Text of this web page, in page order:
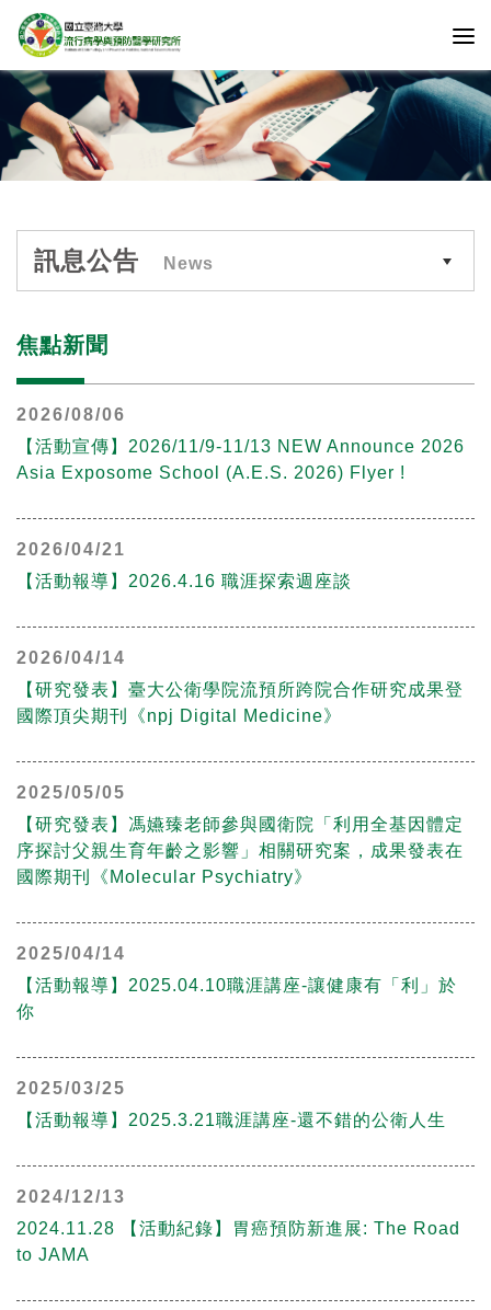
訊息公告 News
焦點新聞
2026/08/06
【活動宣傳】2026/11/9-11/13 NEW Announce 2026
Asia Exposome School (A.E.S. 2026) Flyer !
2026/04/21
【活動報導】2026.4.16 職涯探索週座談
2026/04/14
【研究發表】臺大公衛學院流預所跨院合作研究成果登
國際頂尖期刊《npj Digital Medicine》
2025/05/05
【研究發表】馮嬿臻老師參與國衛院「利用全基因體定
序探討父親生育年齡之影響」相關研究案，成果發表在
國際期刊《Molecular Psychiatry》
2025/04/14
【活動報導】2025.04.10職涯講座-讓健康有「利」於
你
2025/03/25
【活動報導】2025.3.21職涯講座-還不錯的公衛人生
2024/12/13
2024.11.28 【活動紀錄】胃癌預防新進展: The Road
to JAMA